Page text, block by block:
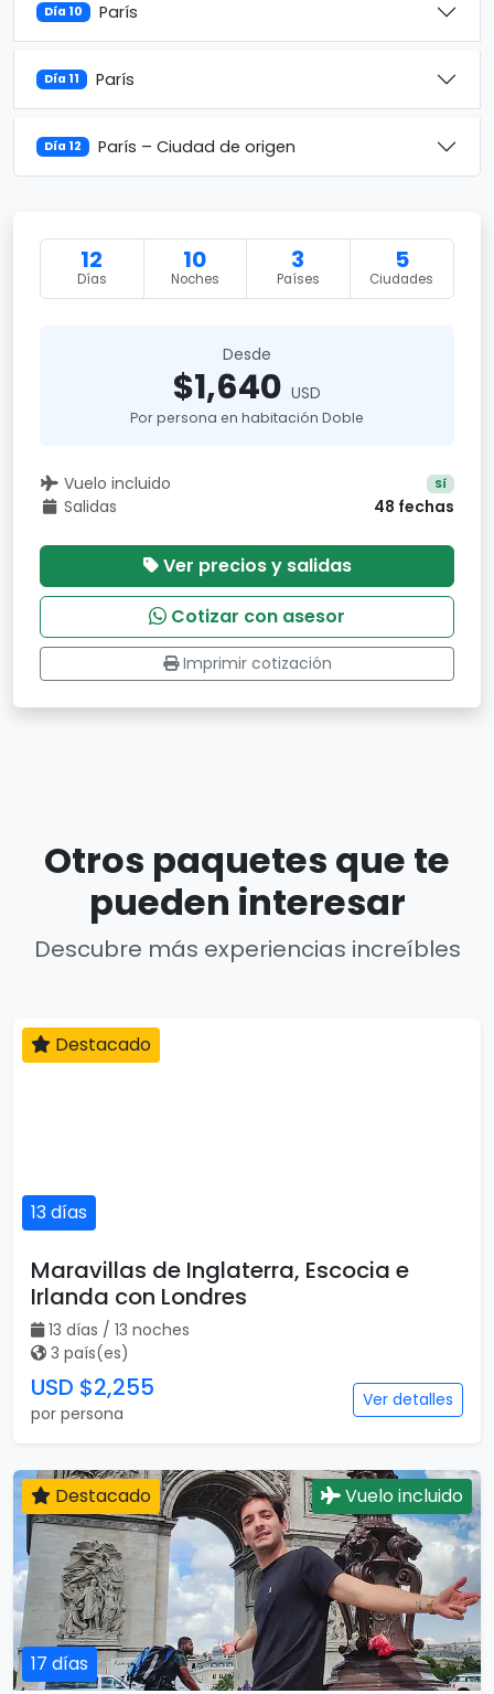
Día 10 París
Día 11 París
Día 12 París – Ciudad de origen
12
Días
10
Noches
3
Países
5
Ciudades
Desde
$1,640 USD
Por persona en habitación Doble
Vuelo incluido Sí
Salidas 48 fechas
Ver precios y salidas
Cotizar con asesor
Imprimir cotización
Otros paquetes que te
pueden interesar
Descubre más experiencias increíbles
13 días
Destacado
Maravillas de Inglaterra, Escocia e
Irlanda con Londres
13 días / 13 noches
3 país(es)
USD $2,255
por persona
Ver detalles
17 días
Destacado Vuelo incluido